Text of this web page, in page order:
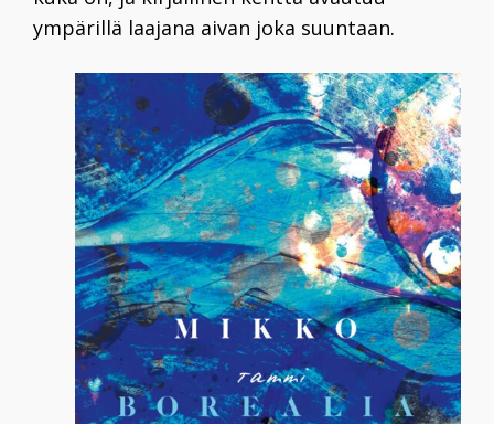
ympärillä laajana aivan joka suuntaan.